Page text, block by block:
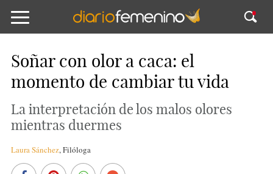
Soñar con olor a caca: el
momento de cambiar tu vida
La interpretación de los malos olores
mientras duermes
Laura Sánchez,Filóloga